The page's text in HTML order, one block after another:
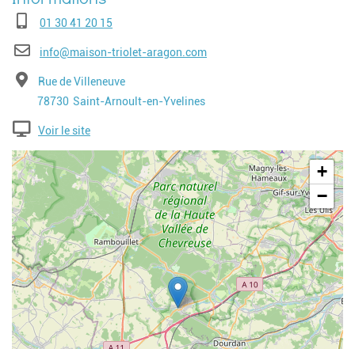
Téléphone01 30 41 20 15
E-mailinfo@maison-triolet-aragon.com
AdresseRue de Villeneuve
Code postal
78730 Ville
Saint-Arnoult-en-Yvelines
Voir le site
Geolocalisation
+
−